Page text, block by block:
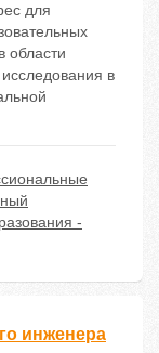
для
области
в
-
инженера